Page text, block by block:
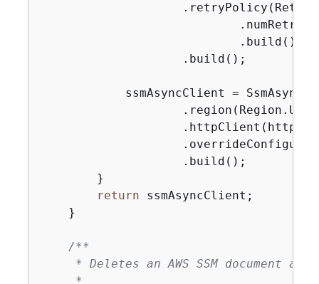
                            .build())
                    .build();
ssmAsyncClient =
                    .build();
        }
return ssmAsyncClient;
    }
/**
* Deletes an AWS SSM document
     *